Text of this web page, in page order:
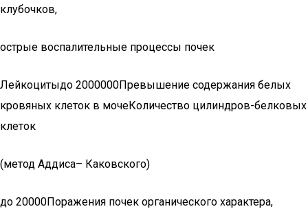
клубочков,
острые воспалительные процессы почек
Лейкоцитыдо 2000000Превышение содержания белых
кровяных клеток в мочеКоличество цилиндров-белковых
клеток
(метод Аддиса– Каковского)
до 20000Поражения почек органического характера,